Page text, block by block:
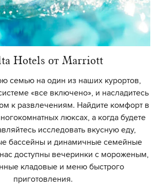
Hotels от Marriott
семью на один из наших курортов,
«все включено», и насладитесь
к развлечениям. Найдите комфорт в
люксах, а когда будете
исследовать вкусную еду,
бассейны и динамичные семейные
доступны вечеринки с мороженым,
кладовые и меню быстрого
приготовления.